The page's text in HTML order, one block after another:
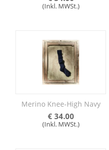
(Inkl. MWSt.)
Merino Knee-High Navy
€ 34.00
(Inkl. MWSt.)